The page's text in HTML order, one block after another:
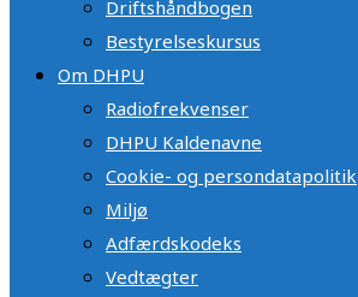
Driftshåndbogen
Bestyrelseskursus
Om DHPU
Radiofrekvenser
DHPU Kaldenavne
Cookie- og persondatapolitik
Miljø
Adfærdskodeks
Vedtægter